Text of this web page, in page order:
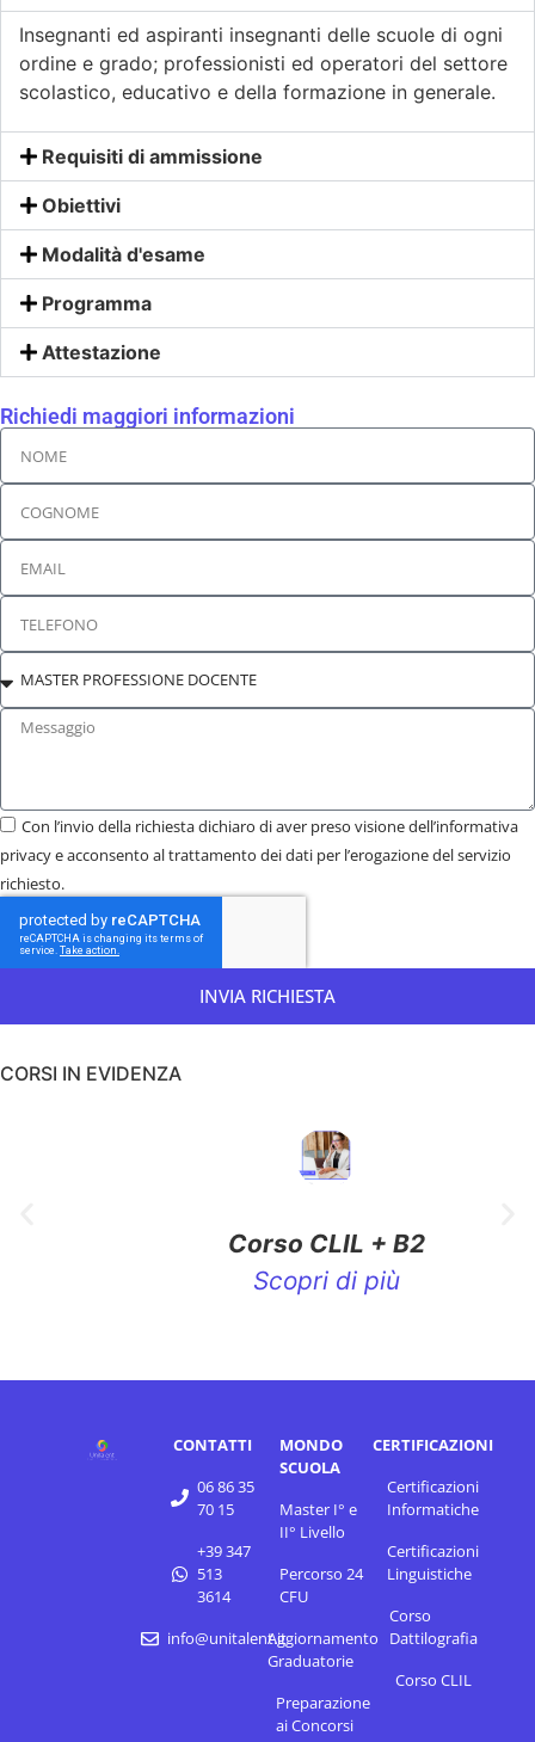
Insegnanti ed aspiranti insegnanti delle scuole di ogni
ordine e grado; professionisti ed operatori del settore
scolastico, educativo e della formazione in generale.
Requisiti di ammissione
Obiettivi
Modalità d'esame
Programma
Attestazione
Richiedi maggiori informazioni
Con l’invio della richiesta dichiaro di aver preso visione dell’informativa
privacy e acconsento al trattamento dei dati per l’erogazione del servizio
richiesto.
INVIA RICHIESTA
CORSI IN EVIDENZA
Corso CLIL + B2
Scopri di più
CONTATTI
06 86 35
70 15
+39 347
513
3614
info@unitalent.it
MONDO
SCUOLA
Master I° e
II° Livello
Percorso 24
CFU
Aggiornamento
Graduatorie
Preparazione
ai Concorsi
CERTIFICAZIONI
Certificazioni
Informatiche
Certificazioni
Linguistiche
Corso
Dattilografia
Corso CLIL